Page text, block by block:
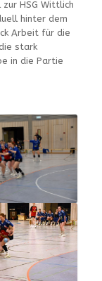
HSG Wittlich
hinter dem
Arbeit für die
stark
in die Partie